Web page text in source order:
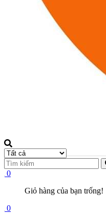
0
Giỏ hàng của bạn trống!
0